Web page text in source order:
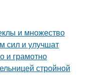
и множество
сил и улучшат
и грамотно
стройной